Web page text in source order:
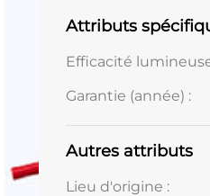
Attributs
Efficacité
Garantie (année) :
Autres attributs
Lieu d'origine :